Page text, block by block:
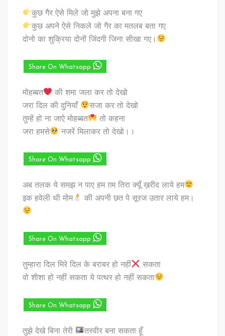
कुछ गैर ऐसे मिले जो मुझे अपना बना गए
कुछ अपने ऐसे निकले जो गैर का मतलब बता गए
दोनो का शुक्रिया दोनों जिंदगी जिना सीखा गए।
Share On Whatsapp
मोहब्बत
की शमा जला कर तो देखो
जरा दिल की दुनियाँ
सजा कर तो देखो
तुम्हें हो ना जाऐ मोहब्बत
तो कहना
जरा हमसे
नजरें मिलाकर तो देखो।।
Share On Whatsapp
अब तलक ये समझ न पाए हम ग़म तिरा क्यूँ ख़रीद लाये हम
इक हवेली थी मोम
की अपनी छत पे सूरज उतार लाये हम।
Share On Whatsapp
तुम्हारा दिल मिरे दिल के बराबर हो नहीं
सकता
वो शीशा हो नहीं सकता ये पत्थर हो नहीं सकता
Share On Whatsapp
तुझे देखे बिना तेरी
तस्वीर बना सकता हूँ